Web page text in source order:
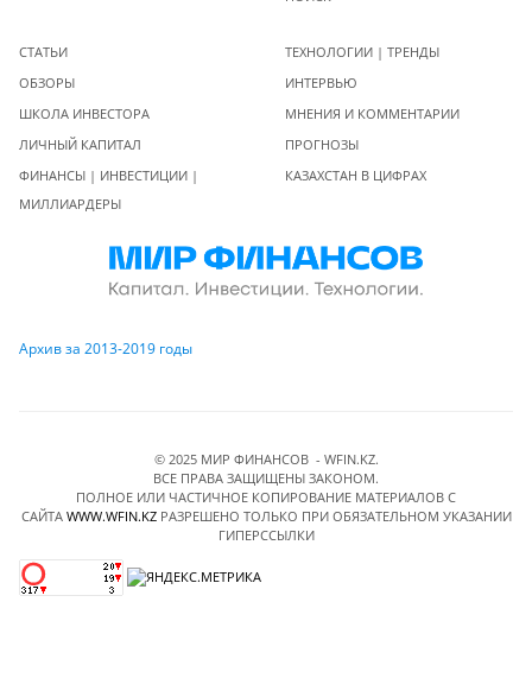
СТАТЬИ
ОБЗОРЫ
ШКОЛА ИНВЕСТОРА
ЛИЧНЫЙ КАПИТАЛ
ФИНАНСЫ | ИНВЕСТИЦИИ |
МИЛЛИАРДЕРЫ
ТЕХНОЛОГИИ | ТРЕНДЫ
ИНТЕРВЬЮ
МНЕНИЯ И КОММЕНТАРИИ
ПРОГНОЗЫ
КАЗАХСТАН В ЦИФРАХ
Архив за 2013-2019 годы
© 2025 МИР ФИНАНСОВ - WFIN.KZ.
ВСЕ ПРАВА ЗАЩИЩЕНЫ ЗАКОНОМ.
ПОЛНОЕ ИЛИ ЧАСТИЧНОЕ КОПИРОВАНИЕ МАТЕРИАЛОВ C
САЙТА WWW.WFIN.KZРАЗРЕШЕНО ТОЛЬКО ПРИ ОБЯЗАТЕЛЬНОМ УКАЗАНИИ
ГИПЕРССЫЛКИ